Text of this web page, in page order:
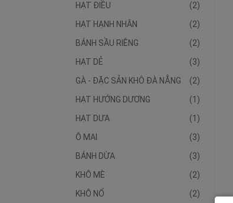
(2)
HẠT ĐIỀU
(2)
HẠT HẠNH NHÂN
(2)
BÁNH SẦU RIÊNG
(3)
HẠT DẺ
(2)
GÀ - ĐẶC SẢN KHÔ ĐÀ NẴNG
(1)
HẠT HƯỚNG DƯƠNG
(1)
HẠT DƯA
(3)
Ô MAI
(3)
BÁNH DỪA
(2)
KHÔ MÈ
(2)
KHÔ NỔ